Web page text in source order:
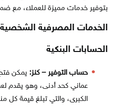
بتوفير خدمات مميزة للعملاء، مع
الخدمات المصرفية الشخصية
الحسابات البنكية
حساب التوفير – كنز:
عماني كحد أدنى، وهو يقدم